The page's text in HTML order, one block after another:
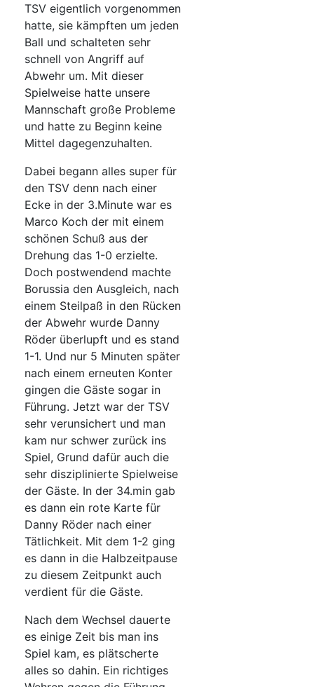
TSV eigentlich vorgenommen
hatte, sie kämpften um jeden
Ball und schalteten sehr
schnell von Angriff auf
Abwehr um. Mit dieser
Spielweise hatte unsere
Mannschaft große Probleme
und hatte zu Beginn keine
Mittel dagegenzuhalten.
Dabei begann alles super für
den TSV denn nach einer
Ecke in der 3.Minute war es
Marco Koch der mit einem
schönen Schuß aus der
Drehung das 1-0 erzielte.
Doch postwendend machte
Borussia den Ausgleich, nach
einem Steilpaß in den Rücken
der Abwehr wurde Danny
Röder überlupft und es stand
1-1. Und nur 5 Minuten später
nach einem erneuten Konter
gingen die Gäste sogar in
Führung. Jetzt war der TSV
sehr verunsichert und man
kam nur schwer zurück ins
Spiel, Grund dafür auch die
sehr disziplinierte Spielweise
der Gäste. In der 34.min gab
es dann ein rote Karte für
Danny Röder nach einer
Tätlichkeit. Mit dem 1-2 ging
es dann in die Halbzeitpause
zu diesem Zeitpunkt auch
verdient für die Gäste.
Nach dem Wechsel dauerte
es einige Zeit bis man ins
Spiel kam, es plätscherte
alles so dahin. Ein richtiges